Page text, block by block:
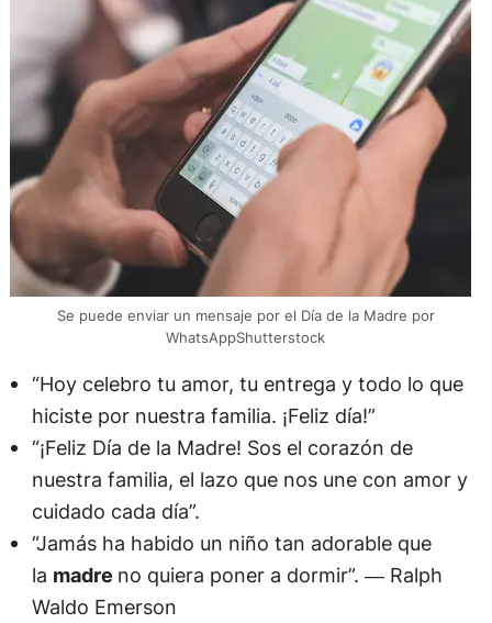
Se puede enviar un mensaje por el Día de la Madre por
WhatsAppShutterstock
“Hoy celebro tu amor, tu entrega y todo lo que
hiciste por nuestra familia. ¡Feliz día!”
“¡Feliz Día de la Madre! Sos el corazón de
nuestra familia, el lazo que nos une con amor y
cuidado cada día”.
“Jamás ha habido un niño tan adorable que
la madre no quiera poner a dormir”. ― Ralph
Waldo Emerson